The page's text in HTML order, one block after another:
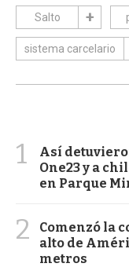
Salto
sistema carcelario
1
Así
One23 y a
en Parque
2
Comenzó la
alto de
metros